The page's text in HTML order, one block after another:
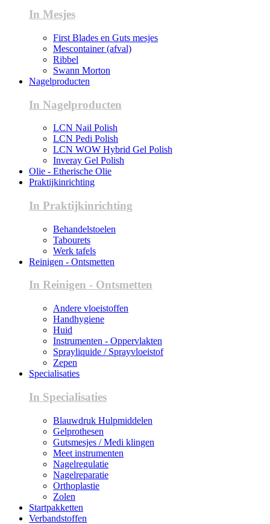
In Mesjes
First Blades en Guts mesjes
Mescontainer (afval)
Ribbel
Swann Morton
Nagelproducten
In Nagelproducten
LCN Nail Polish
LCN Pedi Polish
LCN WOW Hybrid Gel Polish
Inveray Gel Polish
Olie - Etherische Olie
Praktijkinrichting
In Praktijkinrichting
Behandelstoelen
Tabourets
Werk tafels
Reinigen - Ontsmetten
In Reinigen - Ontsmetten
Andere vloeistoffen
Handhygiene
Huid
Instrumenten - Oppervlakten
Sprayliquide / Sprayvloeistof
Zepen
Specialisaties
In Specialisaties
Blauwdruk Hulpmiddelen
Gelprothesen
Gutsmesjes / Medi klingen
Meet instrumenten
Nagelregulatie
Nagelreparatie
Orthoplastie
Zolen
Startpakketten
Verbandstoffen